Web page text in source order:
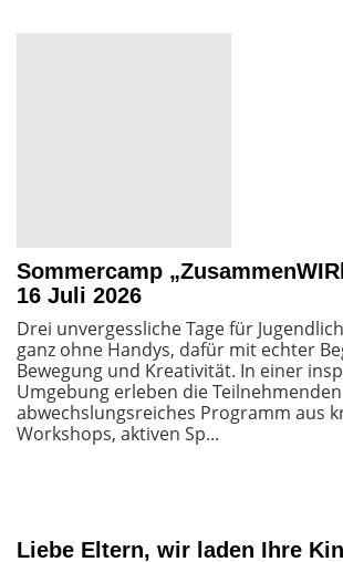
Sommercamp
16 Juli 2026
Drei unvergessliche Tage für
ganz ohne Handys, dafür mit echter
Bewegung und Kreativität. In einer
Umgebung erleben die
abwechslungsreiches Programm aus
Workshops, aktiven Sp...
Liebe Eltern, wir laden Ihre